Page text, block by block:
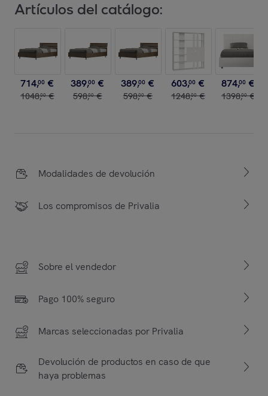
Artículos del catálogo:
714,00 €
1048,00 €
389,00 €
598,00 €
389,00 €
598,00 €
603,00 €
1248,00 €
874,00 €
1398,00 €
Modalidades de devolución
Los compromisos de Privalia
Sobre el vendedor
Pago 100% seguro
Marcas seleccionadas por Privalia
Devolución de productos en caso de que
haya problemas